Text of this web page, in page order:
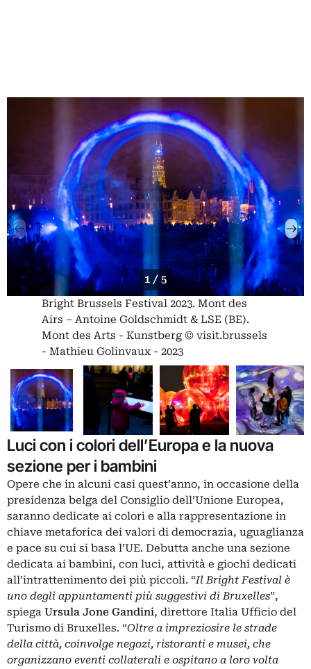
1 / 5
Bright Brussels Festival 2023. Mont des
Airs – Antoine Goldschmidt & LSE (BE).
Mont des Arts - Kunstberg © visit.brussels
- Mathieu Golinvaux - 2023
Luci con i colori dell’Europa e la nuova
sezione per i bambini
Opere che in alcuni casi quest’anno, in occasione della
presidenza belga del Consiglio dell’Unione Europea,
saranno dedicate ai colori e alla rappresentazione in
chiave metaforica dei valori di democrazia, uguaglianza
e pace su cui si basa l’UE. Debutta anche una sezione
dedicata ai bambini, con luci, attività e giochi dedicati
all’intrattenimento dei più piccoli. “Il Bright Festival è
uno degli appuntamenti più suggestivi di Bruxelles”,
spiega Ursula Jone Gandini, direttore Italia Ufficio del
Turismo di Bruxelles. “Oltre a impreziosire le strade
della città, coinvolge negozi, ristoranti e musei, che
organizzano eventi collaterali e ospitano a loro volta